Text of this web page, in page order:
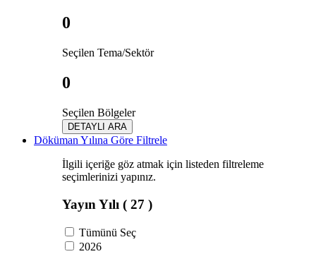
0
Seçilen Tema/Sektör
0
Seçilen Bölgeler
DETAYLI ARA
Döküman Yılına Göre Filtrele
İlgili içeriğe göz atmak için listeden filtreleme
seçimlerinizi yapınız.
Yayın Yılı ( 27 )
Tümünü Seç
2026